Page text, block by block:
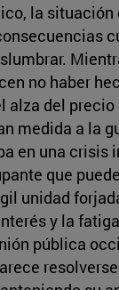
la
no haber
alza del precio
medida a la
en una crisis
que
unidad
y la
pública